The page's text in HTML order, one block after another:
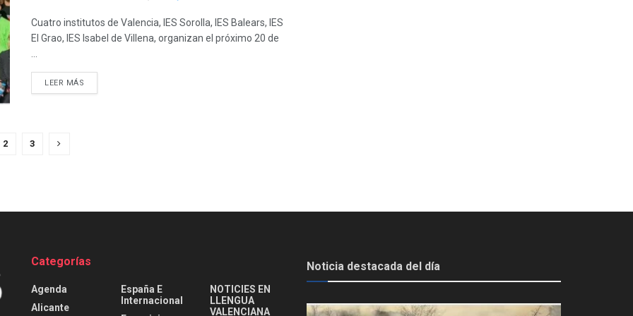
Cuatro institutos de Valencia, IES Sorolla, IES Balears, IES
El Grao, IES Isabel de Villena, organizan el próximo 20 de
LEER MÁS
2 3
Categorías
Agenda
Alicante
España E
Internacional
NOTICIES EN
LLENGUA
VALENCIANA
Noticia destacada del día